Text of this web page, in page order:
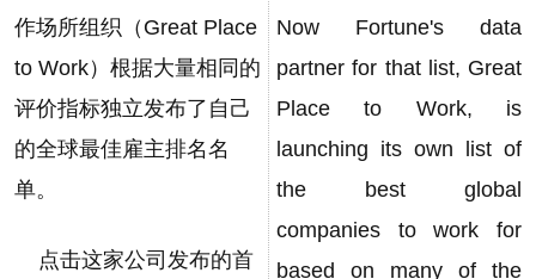
作场所组织（Great Place
to Work）根据大量相同的
评价指标独立发布了自己
的全球最佳雇主排名名
单。
点击这家公司发布的首
Now Fortune's data
partner for that list, Great
Place to Work, is
launching its own list of
the best global
companies to work for
based on many of the